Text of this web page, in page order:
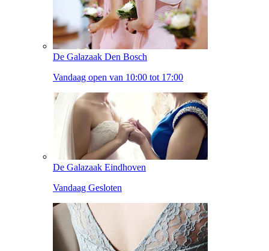
De Galazaak Den Bosch
Vandaag open van 10:00 tot 17:00
De Galazaak Eindhoven
Vandaag Gesloten